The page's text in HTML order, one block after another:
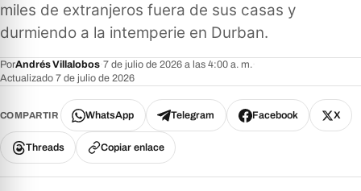
miles de extranjeros fuera de sus casas y
durmiendo a la intemperie en Durban.
PorAndrés Villalobos 7 de julio de 2026 a las 4:00 a. m.
Actualizado 7 de julio de 2026
COMPARTIR WhatsApp Telegram Facebook X
Threads Copiar enlace